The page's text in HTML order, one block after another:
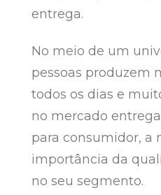
entrega.
No meio de um
pessoas produzem
todos os dias e
no mercado
para consumidor, a
importância da
no seu segmento.